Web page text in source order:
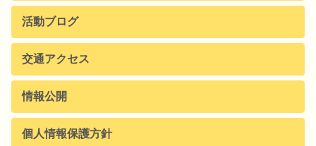
活動ブログ
交通アクセス
情報公開
個人情報保護方針